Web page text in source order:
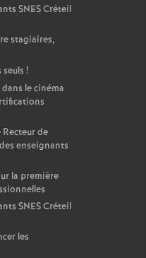
SNESCréteil
stagiaires,
!
le cinéma
Recteur de
enseignants
la première
SNESCréteil
les